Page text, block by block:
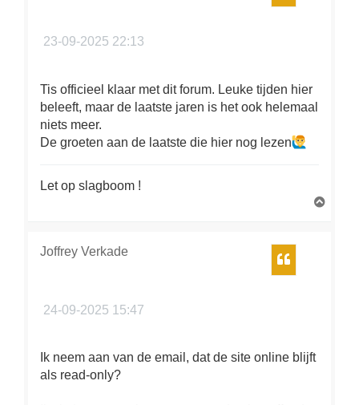
23-09-2025 22:13
Tis officieel klaar met dit forum. Leuke tijden hier
beleeft, maar de laatste jaren is het ook helemaal
niets meer.
De groeten aan de laatste die hier nog lezen
Let op slagboom !
Joffrey Verkade
Citeer
24-09-2025 15:47
Ik neem aan van de email, dat de site online blijft
als read-only?